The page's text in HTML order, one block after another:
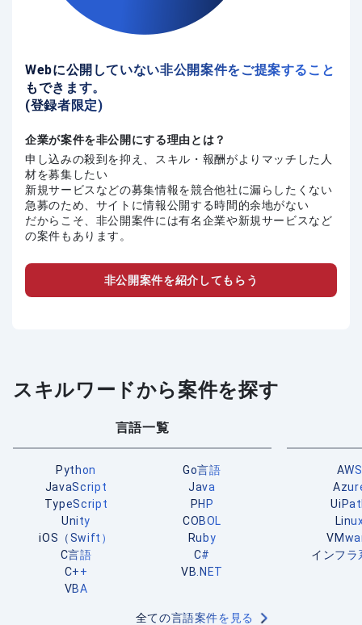
Webに公開していない非公開案件をご提案すること
もできます。
(登録者限定)
企業が案件を非公開にする理由とは？
申し込みの殺到を抑え、スキル・報酬がよりマッチした人
材を募集したい
新規サービスなどの募集情報を競合他社に漏らしたくない
急募のため、サイトに情報公開する時間的余地がない
だからこそ、非公開案件には有名企業や新規サービスなど
の案件もあります。
非公開案件を紹介してもらう
スキルワードから案件を探す
言語一覧
Python
Go言語
JavaScript
Java
TypeScript
PHP
Unity
COBOL
iOS（Swift）
Ruby
C言語
C#
C++
VB.NET
VBA
全ての言語案件を見る
AWS
インフラ